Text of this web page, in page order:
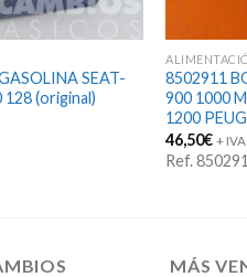
SEAT-
128 (original)
8502911
900 1000
1200
46,50€ + IVA
Ref.
MÁS